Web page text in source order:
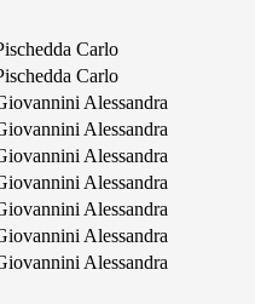
Carlo
Carlo
Alessandra
Alessandra
Alessandra
Alessandra
Alessandra
Alessandra
Alessandra